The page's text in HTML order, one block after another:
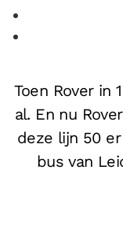
Toen Rover in
al. En nu
deze lijn 50
bus van